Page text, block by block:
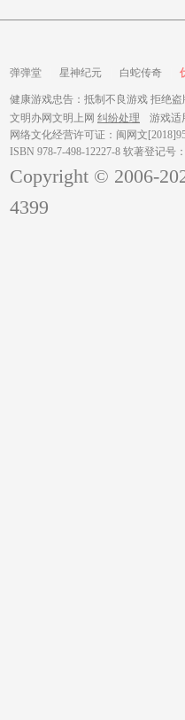
弹弹堂 星神纪元 白蛇传奇
健康游戏忠告：抵制不良游戏 拒绝
文明办网文明上网 纠纷处理
游戏适
网络文化经营许可证：闽网文
ISBN 978-7-498-12227-8 软著登记号
Copyright © 2006-
4399